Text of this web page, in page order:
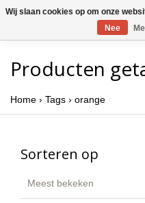
Producten
Home › Tags › orange
Sorteren op
Meest bekeken
Wij slaan cookies op om onze
Nee